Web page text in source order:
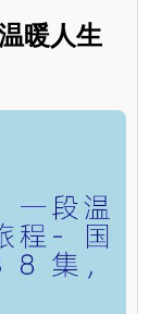
暖人生